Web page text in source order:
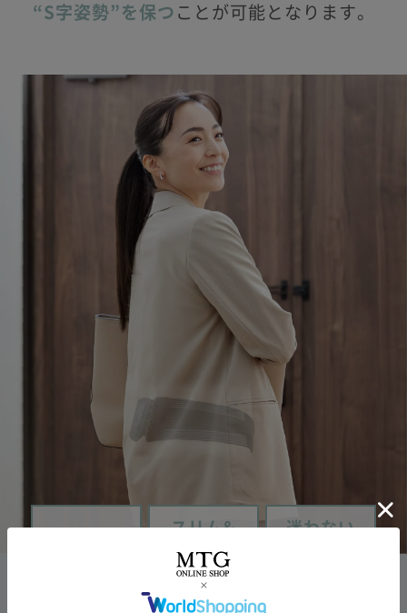
“S字姿勢”を保つ ことが可能となります。
スリム&
服の下でも
迷わない